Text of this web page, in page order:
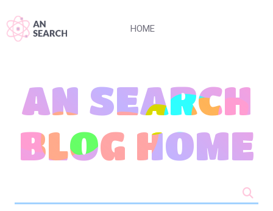
HOME
AN SEARCH
BLOG HOME